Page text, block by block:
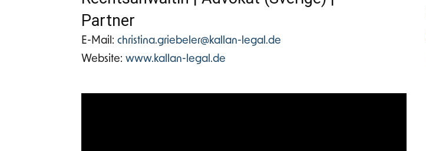
Partner
E-Mail: christina.griebeler@kallan-legal.de
Website: www.kallan-legal.de